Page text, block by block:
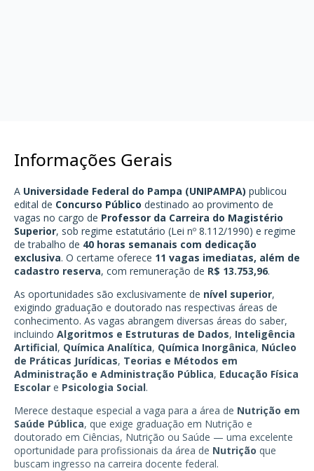
Informações Gerais
A Universidade Federal do Pampa (UNIPAMPA) publicou
edital de Concurso Público destinado ao provimento de
vagas no cargo de Professor da Carreira do Magistério
Superior, sob regime estatutário (Lei nº 8.112/1990) e regime
de trabalho de 40 horas semanais com dedicação
exclusiva. O certame oferece 11 vagas imediatas, além de
cadastro reserva, com remuneração de R$ 13.753,96.
As oportunidades são exclusivamente de nível superior,
exigindo graduação e doutorado nas respectivas áreas de
conhecimento. As vagas abrangem diversas áreas do saber,
incluindo Algoritmos e Estruturas de Dados, Inteligência
Artificial, Química Analítica, Química Inorgânica, Núcleo
de Práticas Jurídicas, Teorias e Métodos em
Administração e Administração Pública, Educação Física
Escolar e Psicologia Social.
Merece destaque especial a vaga para a área de Nutrição em
Saúde Pública, que exige graduação em Nutrição e
doutorado em Ciências, Nutrição ou Saúde — uma excelente
oportunidade para profissionais da área de Nutrição que
buscam ingresso na carreira docente federal.